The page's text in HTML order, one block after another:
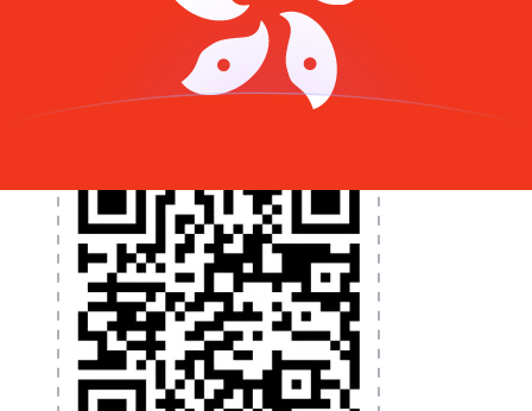
l'argent à l'étranger sans frais cachés. Téléchargez
l'application dès aujourd'hui !